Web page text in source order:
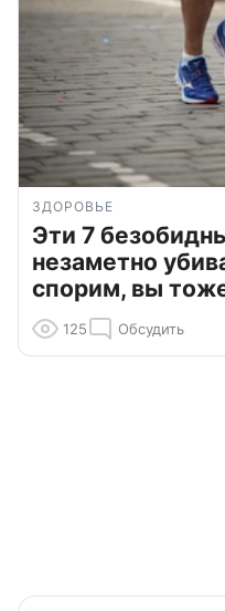
ЗДОРОВЬЕ
Эти 7
незаметно
спорим, вы
125 Обсудить